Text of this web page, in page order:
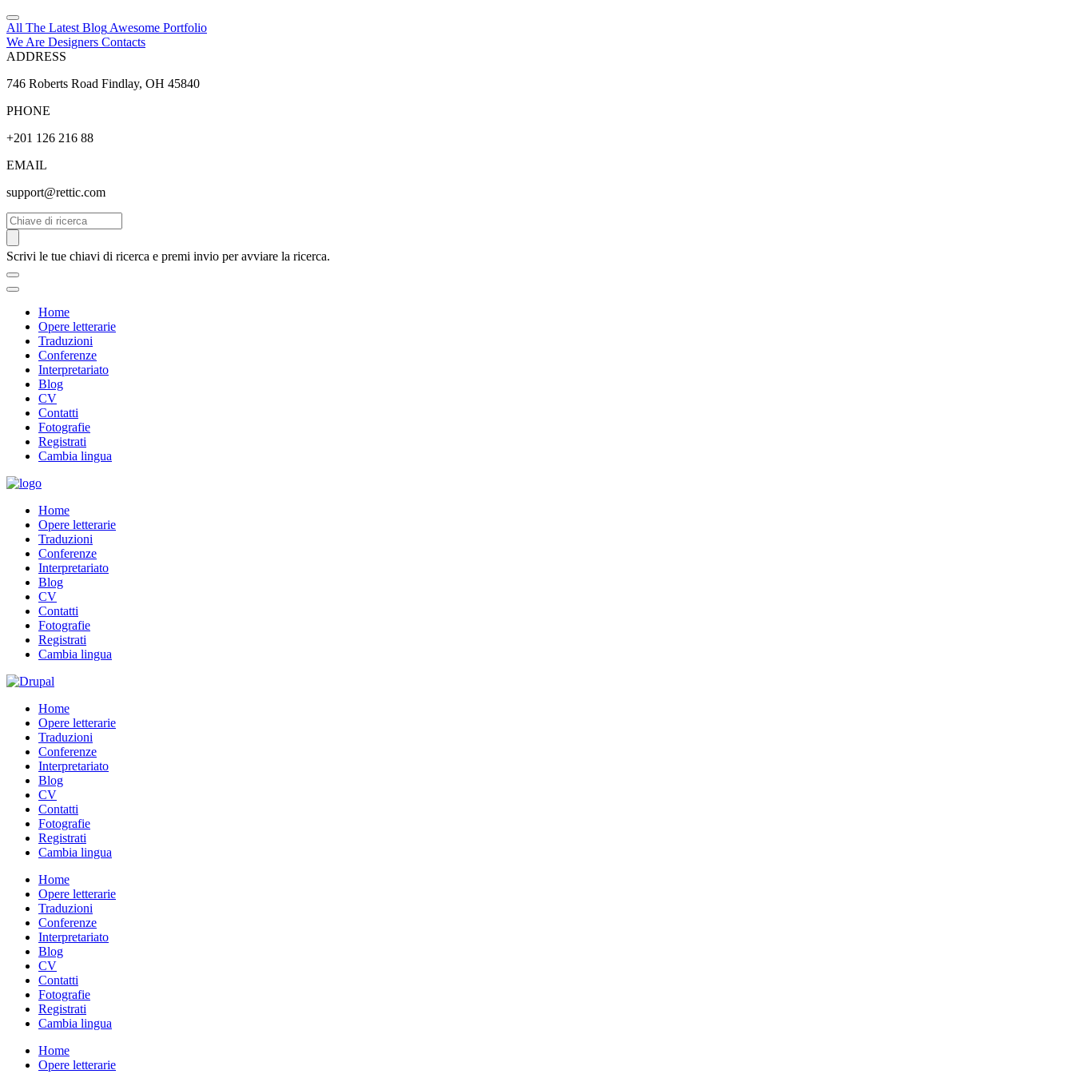
All The Latest Blog Awesome Portfolio
We Are Designers Contacts
ADDRESS
746 Roberts Road Findlay, OH 45840
PHONE
+201 126 216 88
EMAIL
support@rettic.com
Cerca
Scrivi le tue chiavi di ricerca e premi invio per avviare la ricerca.
Home
Opere letterarie
Traduzioni
Conferenze
Interpretariato
Blog
CV
Contatti
Fotografie
Registrati
Cambia lingua
Home
Opere letterarie
Traduzioni
Conferenze
Interpretariato
Blog
CV
Contatti
Fotografie
Registrati
Cambia lingua
Home
Opere letterarie
Traduzioni
Conferenze
Interpretariato
Blog
CV
Contatti
Fotografie
Registrati
Cambia lingua
Home
Opere letterarie
Traduzioni
Conferenze
Interpretariato
Blog
CV
Contatti
Fotografie
Registrati
Cambia lingua
Home
Opere letterarie